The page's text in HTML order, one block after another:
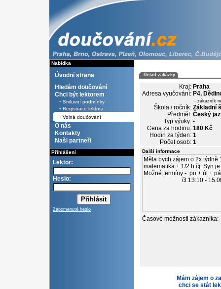
Nabídka
Úvodní strana
Hledám doučování
Chci být lektorem
- Smluvní podmínky
- Registrace lektora
- Volná doučování
O nás
Kontakty
Naši partneři
Přihlášení
Lektor:
Heslo:
Zapomenuté heslo
Detail zakázky
Kraj: Praha
Adresa vyučování: P4,
- zákazník
Škola / ročník: Základní
Předmět: Český
Typ výuky: -
Cena za hodinu: 180 Kč
Hodin za týden: 1
Počet osob: 1
Další informace
Časové možnosti zákazníka:
Mám zájem o
chci se stát